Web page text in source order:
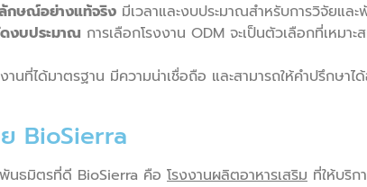
กษณ์อย่างแท้จริง มีเวลาและงบประมาณสำหรับการวิจัยแ
งบประมาณ การเลือกโรงงาน ODM จะเป็นตัวเลือกที่เหม
านที่ได้มาตรฐาน มีความน่าเชื่อถือ และสามารถให้คำปรึก
BioSierra
พันธมิตรที่ดี BioSierra คือ โรงงานผลิตอาหารเสริม ที่ให้บริก